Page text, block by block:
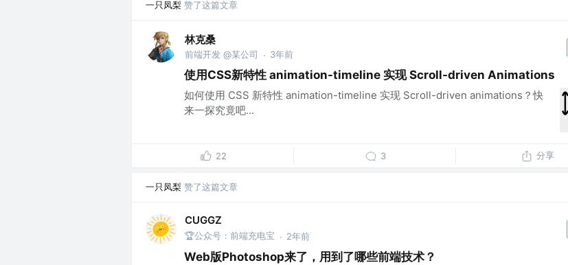
一只凤梨 赞了这篇文章
林克桑
前端开发 @某公司 · 3年前
使用CSS新特性 animation-timeline 实现 Scroll-driven Animations
如何使用 CSS 新特性 animation-timeline 实现 Scroll-driven animations？快
来一探究竟吧...
22 3 分享
一只凤梨 赞了这篇文章
CUGGZ
🏆公众号：前端充电宝 · 2年前
Web版Photoshop来了，用到了哪些前端技术？